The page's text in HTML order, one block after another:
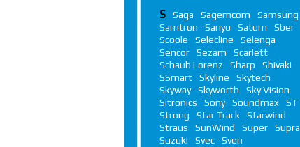
S Saga Sagemcom
Samsung
Samtron
Sanyo Saturn
Sber
Scoole
Selecline
Selenga
Sencor
Sezam
Scarlett
Schaub Lorenz
Sharp
Shivaki
SSmart
Skyline
Skytech
Skyway
Skyworth
Sky Vision
Sitronics
Sony Soundmax
ST
Strong
Star Track
Starwind
Straus
SunWind Super
Supra
Suzuki
Svec Sven